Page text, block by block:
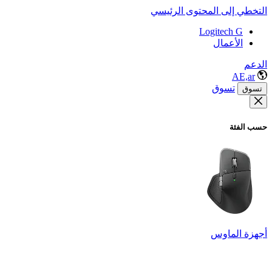
التخطي إلى المحتوى الرئيسي
Logitech G
الأعمال
الدعم
AE,ar
تسوق تسوق
حسب الفئة
أجهزة الماوس